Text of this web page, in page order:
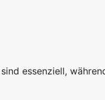
essenziell,